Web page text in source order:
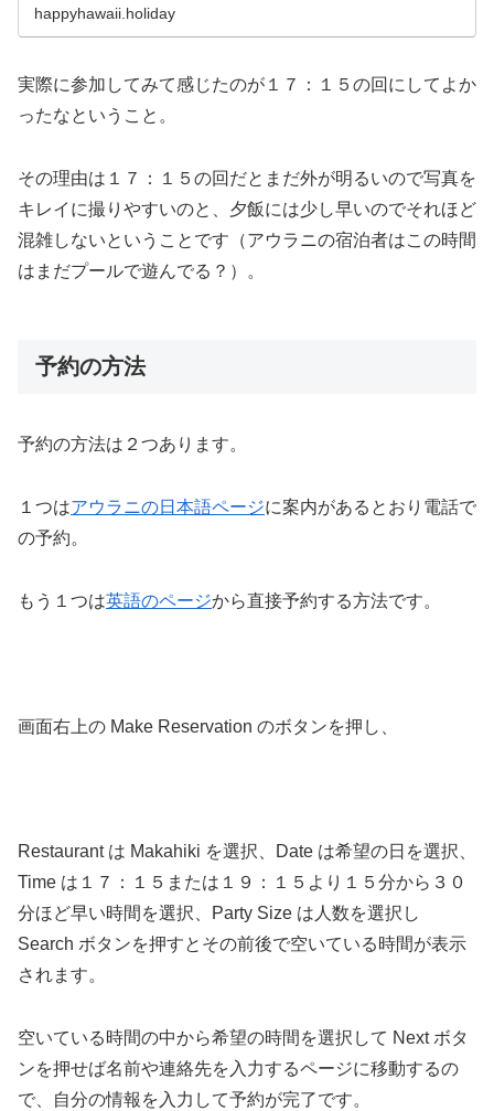
happyhawaii.holiday
実際に参加してみて感じたのが１７：１５の回にしてよか
ったなということ。
その理由は１７：１５の回だとまだ外が明るいので写真を
キレイに撮りやすいのと、夕飯には少し早いのでそれほど
混雑しないということです（アウラニの宿泊者はこの時間
はまだプールで遊んでる？）。
予約の方法
予約の方法は２つあります。
１つはアウラニの日本語ページに案内があるとおり電話で
の予約。
もう１つは英語のページから直接予約する方法です。
画面右上の Make Reservation のボタンを押し、
Restaurant は Makahiki を選択、Date は希望の日を選択、
Time は１７：１５または１９：１５より１５分から３０
分ほど早い時間を選択、Party Size は人数を選択し
Search ボタンを押すとその前後で空いている時間が表示
されます。
空いている時間の中から希望の時間を選択して Next ボタ
ンを押せば名前や連絡先を入力するページに移動するの
で、自分の情報を入力して予約が完了です。